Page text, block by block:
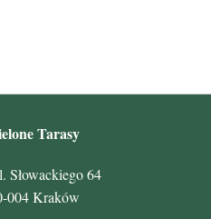
Tarasy
Słowackiego 64
004 Kraków